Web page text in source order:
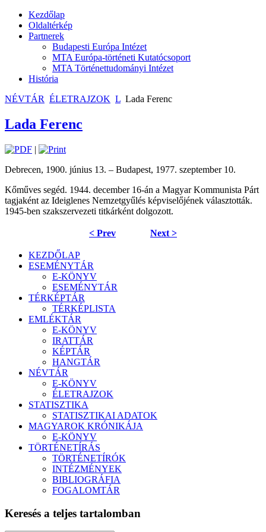
Kezdőlap
Oldaltérkép
Partnerek
Budapesti Európa Intézet
MTA Európa-történeti Kutatócsoport
MTA Történettudományi Intézet
História
NÉVTÁR ÉLETRAJZOK L Lada Ferenc
Lada Ferenc
|
Debrecen, 1900. június 13. – Budapest, 1977. szeptember 10.
Kőműves segéd. 1944. december 16-án a Magyar Kommunista Párt
tagjaként az Ideiglenes Nemzetgyűlés képviselőjének választották.
1945-ben szakszervezeti titkárként dolgozott.
< Prev Next >
KEZDŐLAP
ESEMÉNYTÁR
E-KÖNYV
ESEMÉNYTÁR
TÉRKÉPTÁR
TÉRKÉPLISTA
EMLÉKTÁR
E-KÖNYV
IRATTÁR
KÉPTÁR
HANGTÁR
NÉVTÁR
E-KÖNYV
ÉLETRAJZOK
STATISZTIKA
STATISZTIKAI ADATOK
MAGYAROK KRÓNIKÁJA
E-KÖNYV
TÖRTÉNETÍRÁS
TÖRTÉNETÍRÓK
INTÉZMÉNYEK
BIBLIOGRÁFIA
FOGALOMTÁR
Keresés a teljes tartalomban